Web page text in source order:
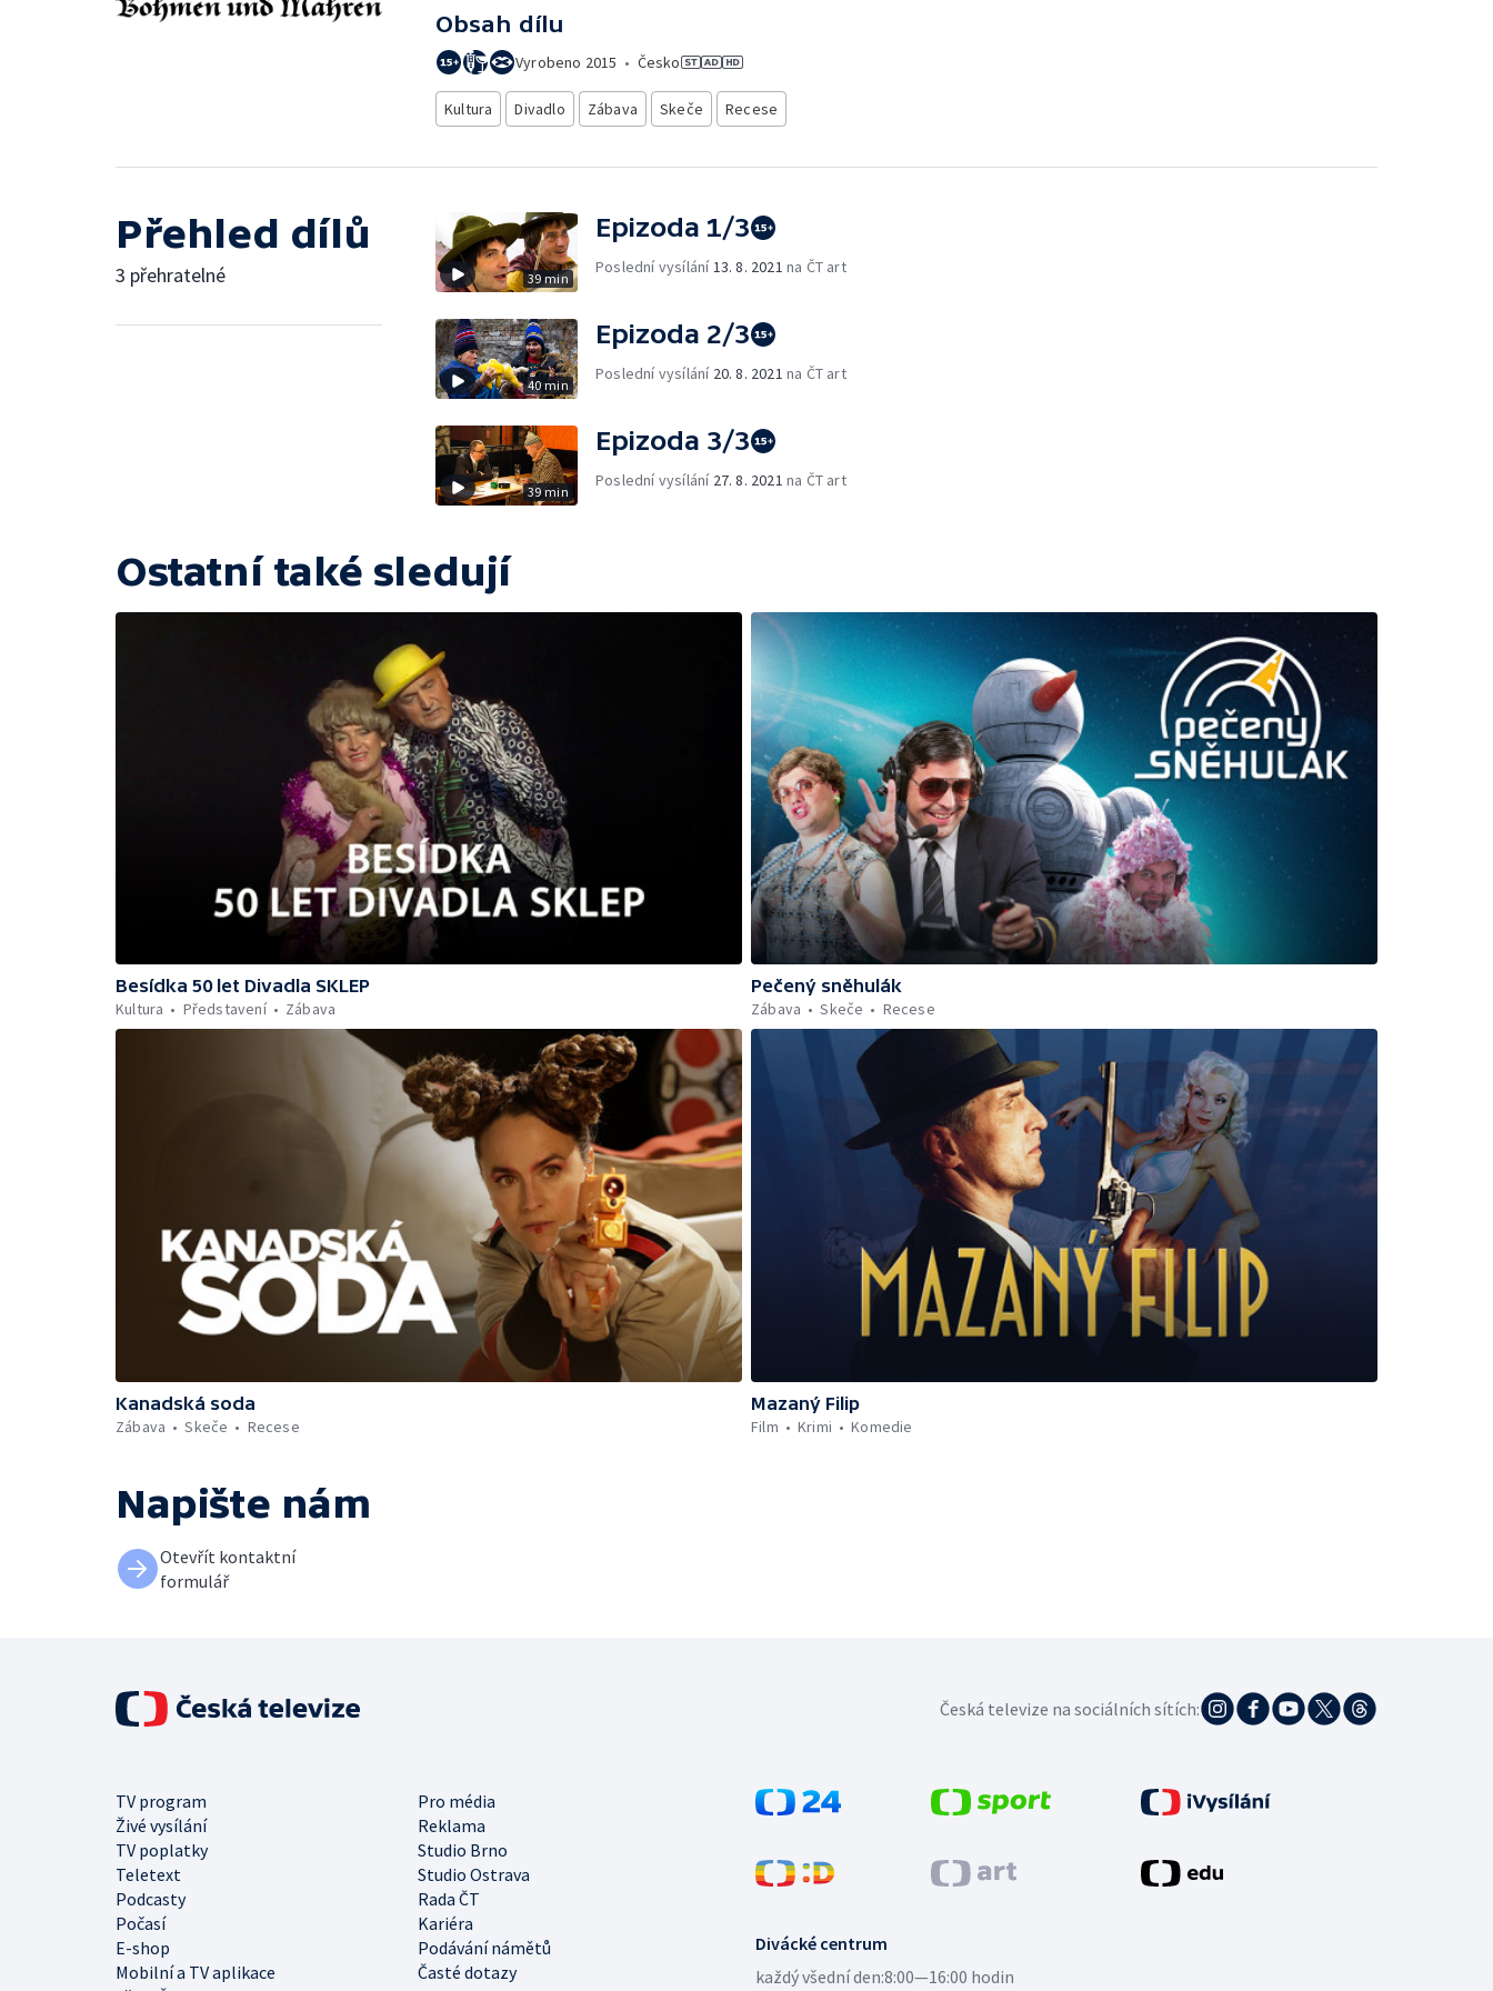
Obsah dílu
Vyrobeno 2015 • Česko
Kultura Divadlo Zábava Skeče Recese
Přehled dílů
3 přehratelné 39 min
Epizoda 1/3
Poslední vysílání13. 8. 2021 na ČT art
40 min
Epizoda 2/3
Poslední vysílání 20. 8. 2021 na ČT art
39 min
Epizoda 3/3
Poslední vysílání 27. 8. 2021 na ČT art
Ostatní také sledují
Besídka 50 let Divadla SKLEP
Kultura
Představení Zábava
Pečený sněhulák
Zábava
Skeče Recese
Kanadská soda
Zábava
Skeče Recese
Mazaný Filip
Film
Krimi Komedie
Napište nám
Otevřít kontaktní
formulář
Divácké centrum
každý všední den:8:00—16:00 hodin
TV program
Pro média
Živé vysílání
Reklama
TV poplatky
Studio Brno
Teletext
Studio Ostrava
Podcasty
Rada ČT
Počasí
Kariéra
E-shop
Podávání námětů
Mobilní a TV aplikace
Časté dotazy
Česká televize na sociálních sítích: